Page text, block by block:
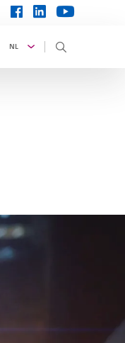
facebooklinkedinyoutube
NL